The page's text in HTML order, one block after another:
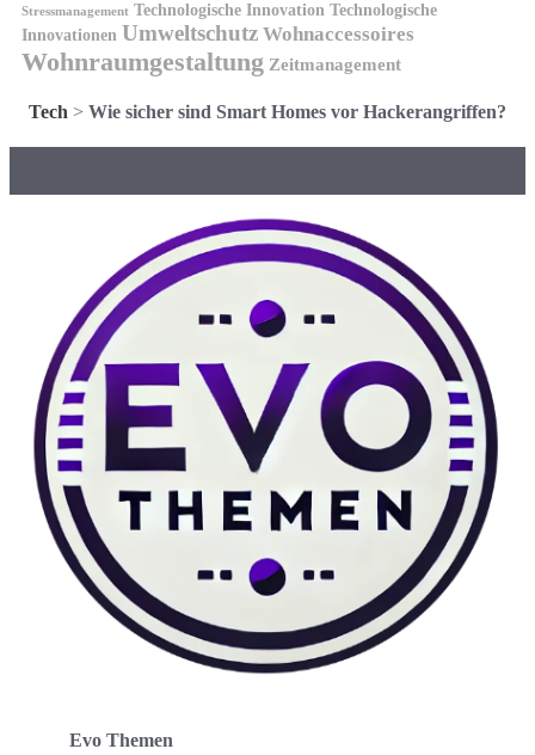
Stressmanagement Technologische Innovation Technologische
Innovationen Umweltschutz Wohnaccessoires
Wohnraumgestaltung Zeitmanagement
Tech > Wie sicher sind Smart Homes vor Hackerangriffen?
Evo Themen